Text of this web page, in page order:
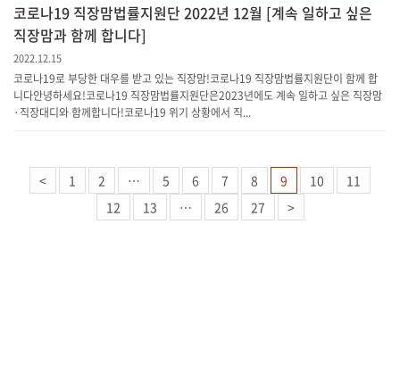
코로나19 직장맘법률지원단 2022년 12월 [계속 일하고 싶은
직장맘과 함께 합니다]
2022.12.15
코로나19로 부당한 대우를 받고 있는 직장맘!코로나19 직장맘법률지원단이 함께 합
니다안녕하세요!코로나19 직장맘법률지원단은2023년에도 계속 일하고 싶은 직장맘
·직장대디와 함께합니다!코로나19 위기 상황에서 직...
< 1 2 … 5 6 7 8 9 10
11
12
13 … 26 27 >